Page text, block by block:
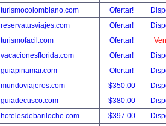
turismocolombiano.com
Ofertar!
reservatusviajes.com
Ofertar!
turismofacil.com
Ofertar!
vacacionesflorida.com
Ofertar!
guiapinamar.com
Ofertar!
mundoviajeros.com
$350.00
guiadecusco.com
$380.00
hotelesdebariloche.com
$397.00